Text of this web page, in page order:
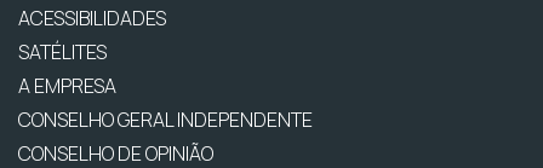
ACESSIBILIDADES
SATÉLITES
A EMPRESA
CONSELHO GERAL INDEPENDENTE
CONSELHO DE OPINIÃO